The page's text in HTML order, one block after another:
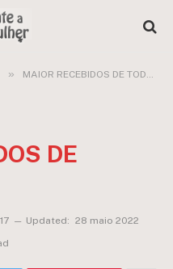
» MAIOR RECEBIDOS DE TODOS!
DE
Updated: 28 maio 2022